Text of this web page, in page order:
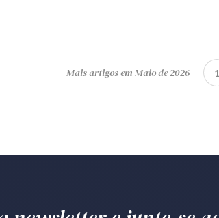
Mais artigos em Maio de 2026 1